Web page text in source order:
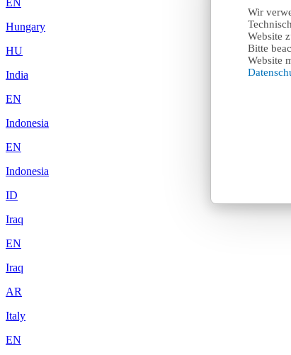
Wir
Website
Bitte
Website
EN
Hungary
HU
India
EN
Indonesia
EN
Indonesia
ID
Iraq
EN
Iraq
AR
Italy
EN